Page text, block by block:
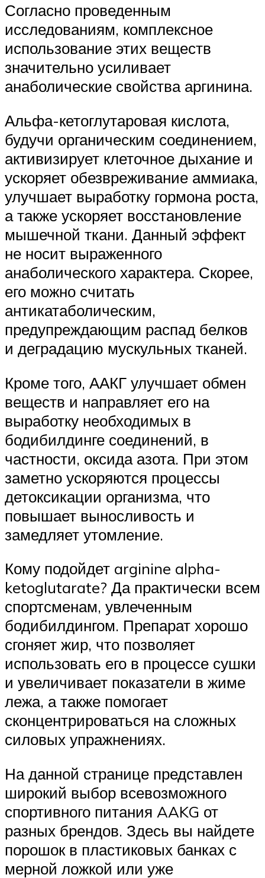
Согласно проведенным
исследованиям, комплексное
использование этих веществ
значительно усиливает
анаболические свойства аргинина.
Альфа-кетоглутаровая кислота,
будучи органическим соединением,
активизирует клеточное дыхание и
ускоряет обезвреживание аммиака,
улучшает выработку гормона роста,
а также ускоряет восстановление
мышечной ткани. Данный эффект
не носит выраженного
анаболического характера. Скорее,
его можно считать
антикатаболическим,
предупреждающим распад белков
и деградацию мускульных тканей.
Кроме того, ААКГ улучшает обмен
веществ и направляет его на
выработку необходимых в
бодибилдинге соединений, в
частности, оксида азота. При этом
заметно ускоряются процессы
детоксикации организма, что
повышает выносливость и
замедляет утомление.
Кому подойдет arginine alpha-
ketoglutarate? Да практически всем
спортсменам, увлеченным
бодибилдингом. Препарат хорошо
сгоняет жир, что позволяет
использовать его в процессе сушки
и увеличивает показатели в жиме
лежа, а также помогает
сконцентрироваться на сложных
силовых упражнениях.
На данной странице представлен
широкий выбор всевозможного
спортивного питания AAKG от
разных брендов. Здесь вы найдете
порошок в пластиковых банках с
мерной ложкой или уже